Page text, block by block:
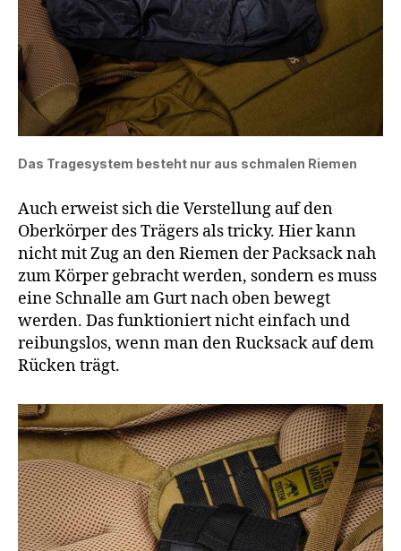
Das Tragesystem besteht nur aus schmalen Riemen
Auch erweist sich die Verstellung auf den
Oberkörper des Trägers als tricky. Hier kann
nicht mit Zug an den Riemen der Packsack nah
zum Körper gebracht werden, sondern es muss
eine Schnalle am Gurt nach oben bewegt
werden. Das funktioniert nicht einfach und
reibungslos, wenn man den Rucksack auf dem
Rücken trägt.